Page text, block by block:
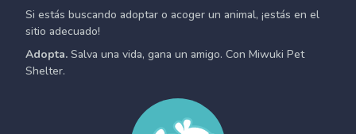
Si estás buscando adoptar o acoger un animal, ¡estás en el
sitio adecuado!
Adopta. Salva una vida, gana un amigo. Con Miwuki Pet
Shelter.